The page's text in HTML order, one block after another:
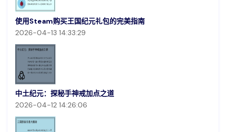
使用Steam购买王国纪元礼包的完美指南
2026-04-13 14:33:29
中土纪元：探秘手神戒加点之道
2026-04-12 14:26:06